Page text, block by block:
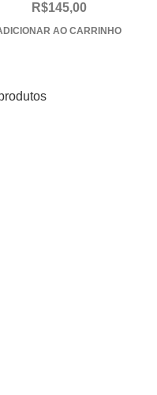
R$145,00
AO CARRINHO